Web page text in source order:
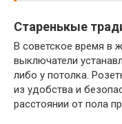
Старенькые
В советское время в
выключатели
либо у потолка.
из удобства и
расстоянии от пола